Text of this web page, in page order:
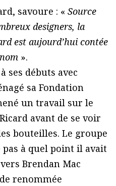
savoure : « Source
designers, la
est aujourd’hui contée
».
ses débuts avec
sa Fondation
un travail sur le
avant de se voir
bouteilles. Le groupe
à quel point il avait
Brendan Mac
renommée